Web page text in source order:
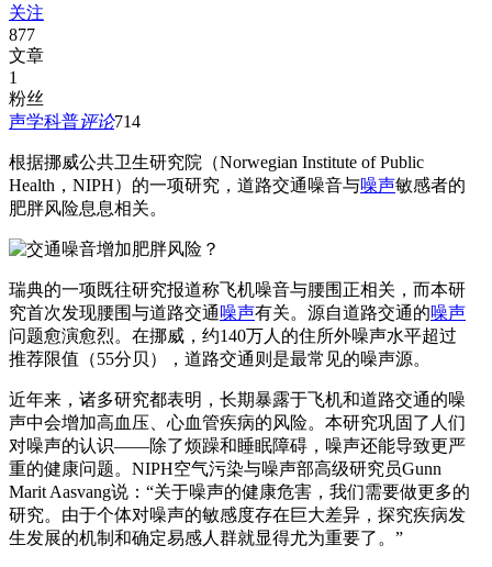
关注
877
文章
1
粉丝
声学科普评论714
根据挪威公共卫生研究院（Norwegian Institute of Public
Health，NIPH）的一项研究，道路交通噪音与噪声敏感者的
肥胖风险息息相关。
瑞典的一项既往研究报道称飞机噪音与腰围正相关，而本研
究首次发现腰围与道路交通噪声有关。源自道路交通的噪声
问题愈演愈烈。在挪威，约140万人的住所外噪声水平超过
推荐限值（55分贝），道路交通则是最常见的噪声源。
近年来，诸多研究都表明，长期暴露于飞机和道路交通的噪
声中会增加高血压、心血管疾病的风险。本研究巩固了人们
对噪声的认识——除了烦躁和睡眠障碍，噪声还能导致更严
重的健康问题。NIPH空气污染与噪声部高级研究员Gunn
Marit Aasvang说：“关于噪声的健康危害，我们需要做更多的
研究。由于个体对噪声的敏感度存在巨大差异，探究疾病发
生发展的机制和确定易感人群就显得尤为重要了。”